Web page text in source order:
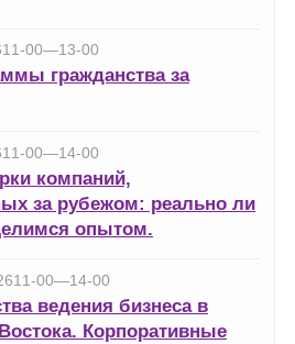
11-00—13-00
гражданства за
11-00—14-00
компаний,
за рубежом: реально ли
опытом.
11-00—14-00
ведения бизнеса в
Корпоративные